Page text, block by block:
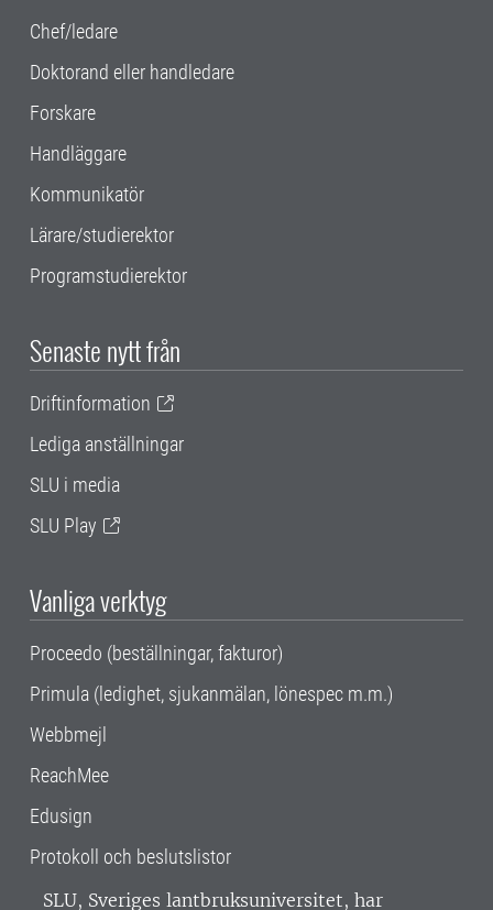
Chef/ledare
Doktorand eller handledare
Forskare
Handläggare
Kommunikatör
Lärare/studierektor
Programstudierektor
Senaste nytt från
Driftinformation
Lediga anställningar
SLU i media
SLU Play
Vanliga verktyg
Proceedo (beställningar, fakturor)
Primula (ledighet, sjukanmälan, lönespec m.m.)
Webbmejl
ReachMee
Edusign
Protokoll och beslutslistor
SLU, Sveriges lantbruksuniversitet, har